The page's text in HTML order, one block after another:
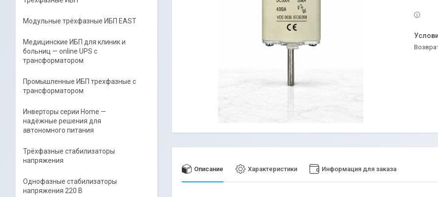
Описание Характеристики Информация для заказа
Модульные трёхфазные ИБП EAST
Медицинские ИБП для клиник и
больниц — online UPS с
трансформатором
Промышленные ИБП трехфазные c
трансформатором
Инверторы серии Home —
надёжные решения для
автономного питания
Трёхфазные стабилизаторы
напряжения
Однофазные стабилизаторы
напряжения 220 В